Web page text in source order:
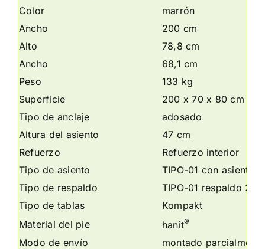
Color
marrón
Ancho
200 cm
Alto
78,8 cm
Ancho
68,1 cm
Peso
133 kg
Superficie
200 x 70 x 80 cm
Tipo de anclaje
adosado
Altura del asiento
47 cm
Refuerzo
Refuerzo interior
Tipo de asiento
TIPO-01 con asiento
Tipo de respaldo
TIPO-01 respaldo
Tipo de tablas
Kompakt
Material del pie
hanit®
Modo de envío montado parcialmente